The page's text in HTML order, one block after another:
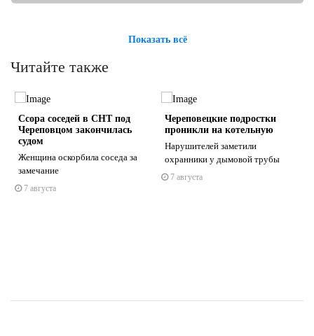
Показать всё
Читайте также
Ссора соседей в СНТ под
Череповцом закончилась
судом
Женщина оскорбила соседа за
замечание
7 августа
Череповецкие подростки
проникли на котельную
Нарушителей заметили
охранники у дымовой трубы
7 августа